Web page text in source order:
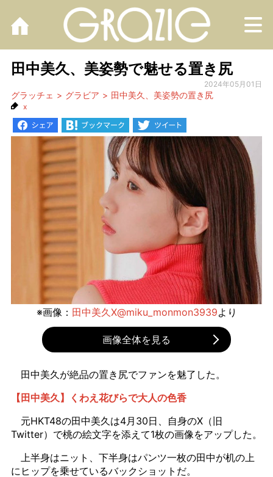
田中美久、美姿勢で魅せる置き尻
2024年05月01日
グラッチェ グラビア 田中美久、美姿勢の置き尻
x
※画像： 田中美久X@miku_monmon3939より
画像全体を見る
田中美久が絶品の置き尻でファンを魅了した。
【田中美久】くわえ花びらで大人の色香
元HKT48の田中美久は4月30日、自身のX（旧
Twitter）で桃の絵文字を添えて1枚の画像をアップした。
上半身はニット、下半身はパンツ一枚の田中が机の上
にヒップを乗せているバックショットだ。